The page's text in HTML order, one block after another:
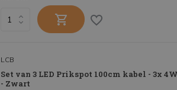
LCB
Set van 3 LED Prikspot 100cm kabel - 3x
- Zwart